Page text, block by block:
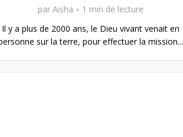
par Aisha
1 min de lecture
Il y a plus de 2000 ans, le Dieu vivant venait en
sur la terre, pour effectuer la mission...